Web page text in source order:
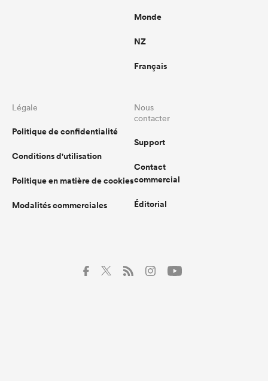
Monde
NZ
Français
Légale
Politique de confidentialité
Conditions d'utilisation
Politique en matière de cookies
Modalités commerciales
Nous
contacter
Support
Contact
commercial
Éditorial